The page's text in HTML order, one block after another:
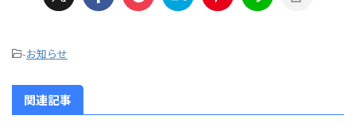
-お知らせ
関連記事